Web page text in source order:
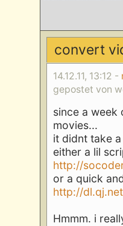
convert
14.12.11, 13:12 -
gepostet von
since a week
movies...
it didnt take
either a lil
http://
or a quick
http://
Hmmm. i